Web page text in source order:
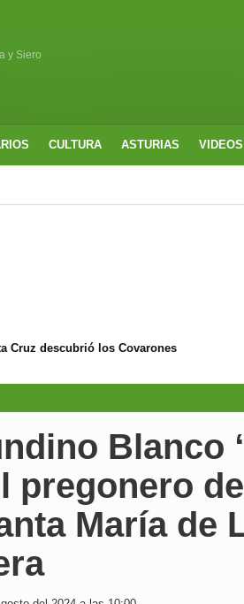
y Siero
CULTURA ASTURIAS VIDEOS
Cruz descubrió los Covarones
Blanco
pregonero
María de